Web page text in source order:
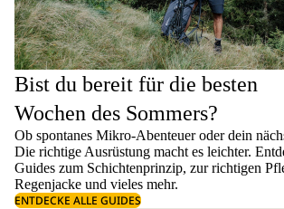
Bist du bereit für die besten
Wochen des Sommers?
Ob spontanes Mikro-Abenteuer oder dein
Die richtige Ausrüstung macht es leichter.
Guides zum Schichtenprinzip, zur richtigen
Regenjacke und vieles mehr.
ENTDECKE ALLE GUIDES